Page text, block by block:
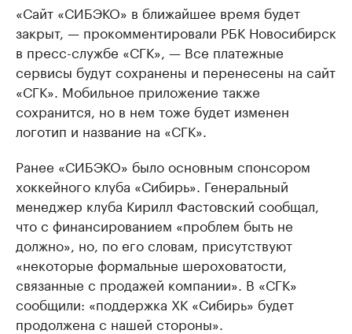
«Сайт «СИБЭКО» в ближайшее время будет
закрыт, — прокомментировали РБК Новосибирск
в пресс-службе «СГК», — Все платежные
сервисы будут сохранены и перенесены на сайт
«СГК». Мобильное приложение также
сохранится, но в нем тоже будет изменен
логотип и название на «СГК».
Ранее «СИБЭКО» было основным спонсором
хоккейного клуба «Сибирь». Генеральный
менеджер клуба Кирилл Фастовский сообщал,
что с финансированием «проблем быть не
должно», но, по его словам, присутствуют
«некоторые формальные шероховатости,
связанные с продажей компании». В «СГК»
сообщили: «поддержка ХК «Сибирь» будет
продолжена с нашей стороны».